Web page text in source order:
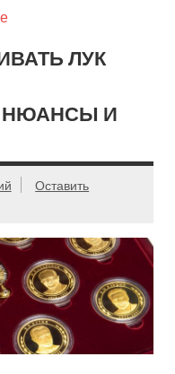
ЛУК
НЮАНСЫ И
Оставить